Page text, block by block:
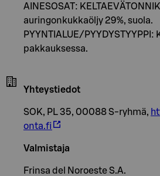
AINESOSAT:
auringonkukkaöljy 29%, suola.
PYYNTIALUE/PYYDYSTYYPPI:
pakkauksessa.
Yhteystiedot
SOK, PL 35, 00088 S-ryhmä,
onta.fi
Valmistaja
Frinsa del Noroeste S.A.